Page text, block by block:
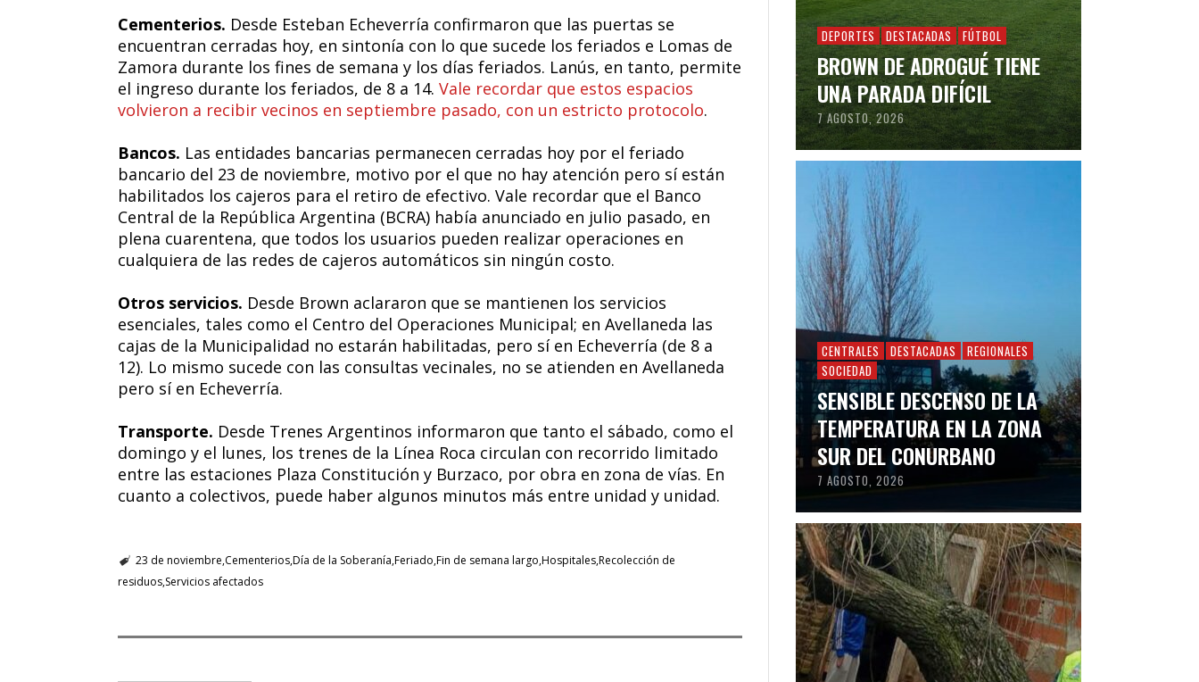
Cementerios. Desde Esteban Echeverría confirmaron que las puertas se
encuentran cerradas hoy, en sintonía con lo que sucede los feriados e Lomas de
Zamora durante los fines de semana y los días feriados. Lanús, en tanto, permite
el ingreso durante los feriados, de 8 a 14. Vale recordar que estos espacios
volvieron a recibir vecinos en septiembre pasado, con un estricto protocolo.
Bancos. Las entidades bancarias permanecen cerradas hoy por el feriado
bancario del 23 de noviembre, motivo por el que no hay atención pero sí están
habilitados los cajeros para el retiro de efectivo. Vale recordar que el Banco
Central de la República Argentina (BCRA) había anunciado en julio pasado, en
plena cuarentena, que todos los usuarios pueden realizar operaciones en
cualquiera de las redes de cajeros automáticos sin ningún costo.
Otros servicios. Desde Brown aclararon que se mantienen los servicios
esenciales, tales como el Centro del Operaciones Municipal; en Avellaneda las
cajas de la Municipalidad no estarán habilitadas, pero sí en Echeverría (de 8 a
12). Lo mismo sucede con las consultas vecinales, no se atienden en Avellaneda
pero sí en Echeverría.
Transporte. Desde Trenes Argentinos informaron que tanto el sábado, como el
domingo y el lunes, los trenes de la Línea Roca circulan con recorrido limitado
entre las estaciones Plaza Constitución y Burzaco, por obra en zona de vías. En
cuanto a colectivos, puede haber algunos minutos más entre unidad y unidad.
23 de noviembre CementeriosDía de la Soberanía Feriado Fin de semana largo HospitalesRecolección de
residuos Servicios afectados
DEPORTES DESTACADAS FÚTBOL
BROWN DE ADROGUÉ TIENE
UNA PARADA DIFÍCIL
7 AGOSTO, 2026
CENTRALES DESTACADAS
REGIONALES
SOCIEDAD
SENSIBLE DESCENSO DE LA
TEMPERATURA EN LA ZONA
SUR DEL CONURBANO
7 AGOSTO, 2026